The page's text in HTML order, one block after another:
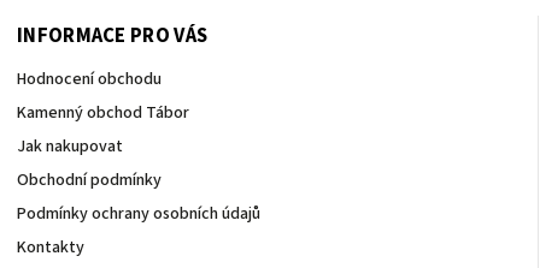
INFORMACE PRO VÁS
Hodnocení obchodu
Kamenný obchod Tábor
Jak nakupovat
Obchodní podmínky
Podmínky ochrany osobních údajů
Kontakty